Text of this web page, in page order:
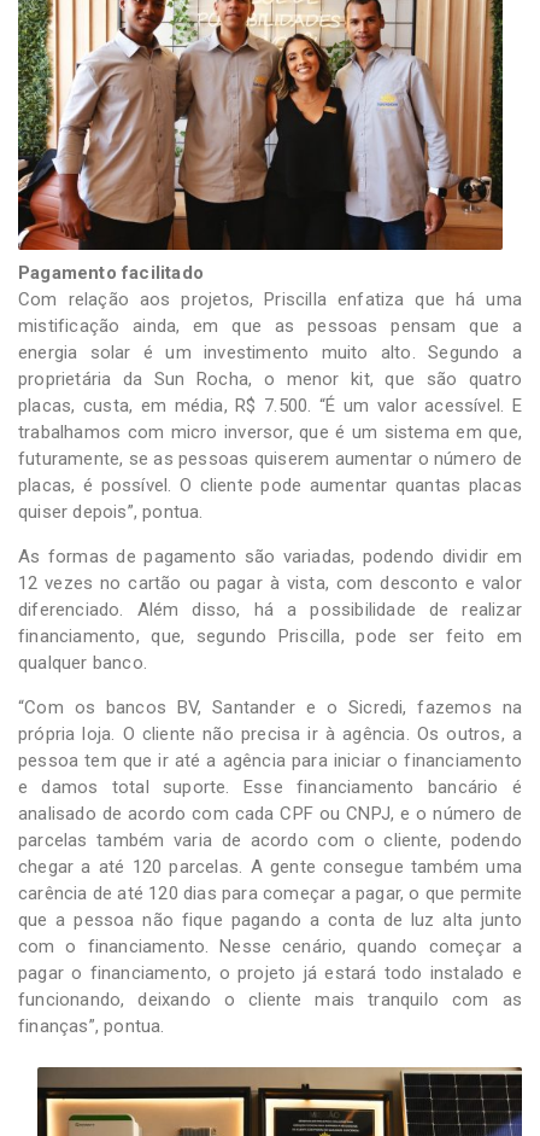
Pagamento facilitado
Com relação aos projetos, Priscilla enfatiza que há uma
mistificação ainda, em que as pessoas pensam que a
energia solar é um investimento muito alto. Segundo a
proprietária da Sun Rocha, o menor kit, que são quatro
placas, custa, em média, R$ 7.500. “É um valor acessível. E
trabalhamos com micro inversor, que é um sistema em que,
futuramente, se as pessoas quiserem aumentar o número de
placas, é possível. O cliente pode aumentar quantas placas
quiser depois”, pontua.
As formas de pagamento são variadas, podendo dividir em
12 vezes no cartão ou pagar à vista, com desconto e valor
diferenciado. Além disso, há a possibilidade de realizar
financiamento, que, segundo Priscilla, pode ser feito em
qualquer banco.
“Com os bancos BV, Santander e o Sicredi, fazemos na
própria loja. O cliente não precisa ir à agência. Os outros, a
pessoa tem que ir até a agência para iniciar o financiamento
e damos total suporte. Esse financiamento bancário é
analisado de acordo com cada CPF ou CNPJ, e o número de
parcelas também varia de acordo com o cliente, podendo
chegar a até 120 parcelas. A gente consegue também uma
carência de até 120 dias para começar a pagar, o que permite
que a pessoa não fique pagando a conta de luz alta junto
com o financiamento. Nesse cenário, quando começar a
pagar o financiamento, o projeto já estará todo instalado e
funcionando, deixando o cliente mais tranquilo com as
finanças”, pontua.